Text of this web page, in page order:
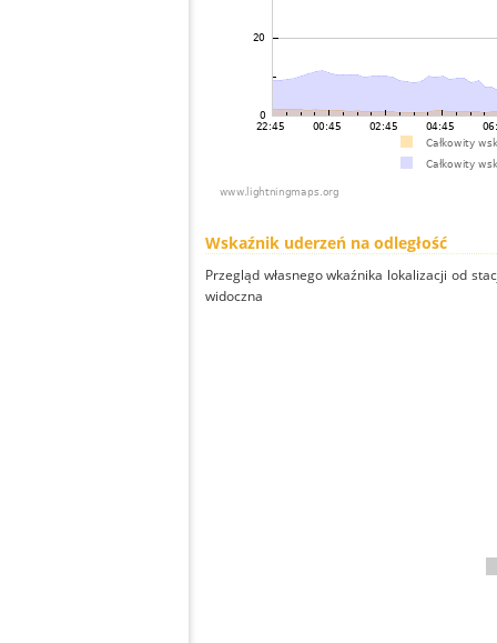
Wskaźnik uderzeń na odległość
Przegląd własnego wkaźnika lokalizacji od
widoczna